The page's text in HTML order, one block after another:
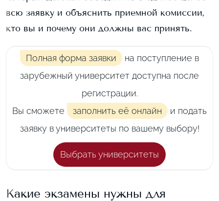
всю заявку и объяснить приемной комиссии,
кто вы и почему они должны вас принять.
Полная форма заявки
на поступление в
зарубежный университет доступна после
регистрации.
Вы сможете
заполнить её онлайн
и подать
заявку в университеты по вашему выбору!
Выбрать университеты
Какие экзамены нужны для